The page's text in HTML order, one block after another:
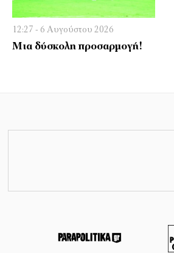
12:27 - 6 Αυγούστου 2026
Μια δύσκολη προσαρμογή!